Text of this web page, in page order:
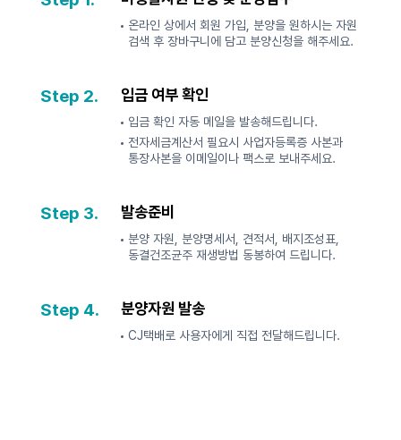
온라인 상에서 회원 가입, 분양을 원하시는 자원
검색 후 장바구니에 담고 분양신청을 해주세요.
Step 2. 입금 여부 확인
입금 확인 자동 메일을 발송해드립니다.
전자세금계산서 필요시 사업자등록증 사본과
통장사본을 이메일이나 팩스로 보내주세요.
Step 3. 발송준비
분양 자원, 분양명세서, 견적서, 배지조성표,
동결건조균주 재생방법 동봉하여 드립니다.
Step 4. 분양자원 발송
CJ택배로 사용자에게 직접 전달해드립니다.